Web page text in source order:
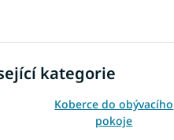
kategorie
Koberce do obývacího
pokoje